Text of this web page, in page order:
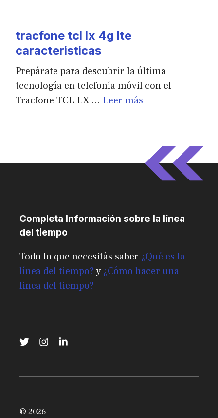
tracfone tcl lx 4g lte
caracteristicas
Prepárate para descubrir la última
tecnología en telefonía móvil con el
Tracfone TCL LX … Leer más
Completa Información sobre la línea
del tiempo
Todo lo que necesitás saber ¿Qué es la
línea del tiempo?y ¿Cómo hacer una
linea del tiempo?
© 2026